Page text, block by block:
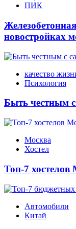
ПИК
новостройках
качество
Психология
Быть честным
Москва
Хостел
Топ-7
Автомобили
Китай